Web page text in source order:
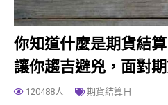
你知道什麼是期貨結
讓你趨吉避兇，面對
120488人 期貨結算日